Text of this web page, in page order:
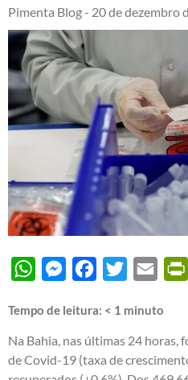
Pimenta Blog - 20 de dezembro
WhatsAppMessengerFacebook
Twitter Email
Tempo de leitura: < 1 minuto
Na Bahia, nas últimas 24 horas,
de Covid-19 (taxa de